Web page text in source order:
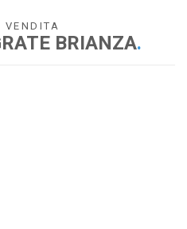
VENDITA
BRIANZA.